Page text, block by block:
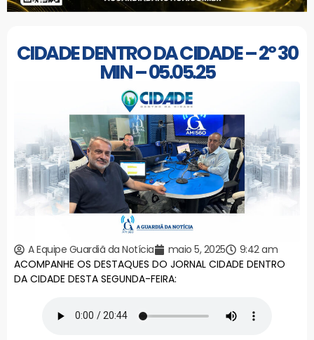
CIDADE DENTRO DA CIDADE – 2º 30
MIN – 05.05.25
A Equipe Guardiã da Notícia maio 5, 2025
9:42 am
ACOMPANHE OS DESTAQUES DO JORNAL CIDADE DENTRO
DA CIDADE DESTA SEGUNDA-FEIRA: